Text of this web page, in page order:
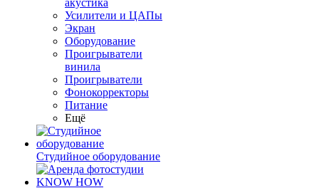
акустика
Усилители и ЦАПы
Экран
Оборудование
Проигрыватели
винила
Проигрыватели
Фонокорректоры
Питание
Ещё
Студийное оборудование